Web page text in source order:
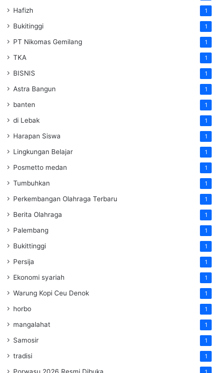
Hafizh 1
Bukitinggi 1
PT Nikomas Gemilang 1
TKA 1
BISNIS 1
Astra Bangun 1
banten 1
di Lebak 1
Harapan Siswa 1
Lingkungan Belajar 1
Posmetto medan 1
Tumbuhkan 1
Perkembangan Olahraga Terbaru 1
Berita Olahraga 1
Palembang 1
Bukittinggi 1
Persija 1
Ekonomi syariah 1
Warung Kopi Ceu Denok 1
horbo 1
mangalahat 1
Samosir 1
tradisi 1
Porwasu 2026 Resmi Dibuka